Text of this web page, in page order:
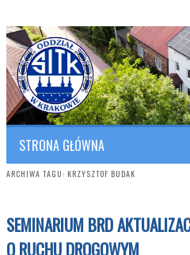
SITK RP Oddział w
Polish Association of Engineers &
STRONA GŁÓWNA
ARCHIWA TAGU: KRZYSZTOF BUDAK
SEMINARIUM BRD
O RUCHU DROGOWYM